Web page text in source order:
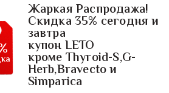
Жаркая Распродажа!
Скидка 35% сегодня и
завтра
купон LETO
кроме Thyroid-S,G-
Herb,Bravecto и
Simparica